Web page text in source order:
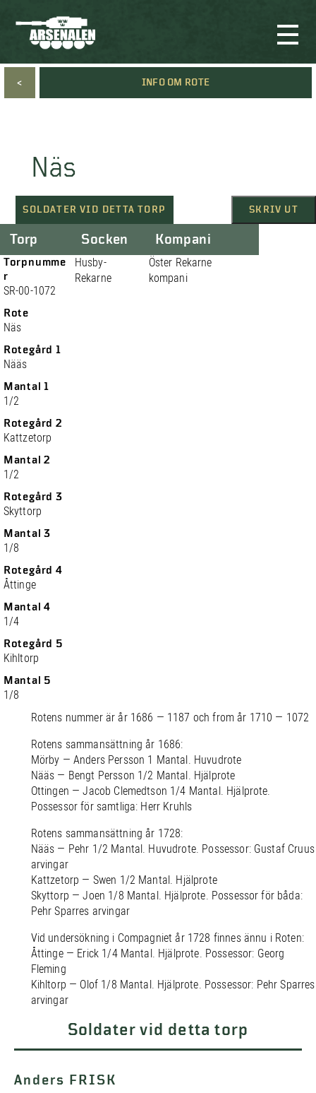
< INFO OM ROTE
Näs
SOLDATER VID DETTA TORP SKRIV UT
Torp
Torpnumme
r
SR-00-1072
Rote
Näs
Rotegård 1
Nääs
Mantal 1
1/2
Rotegård 2
Kattzetorp
Mantal 2
1/2
Rotegård 3
Skyttorp
Mantal 3
1/8
Rotegård 4
Åttinge
Mantal 4
1/4
Rotegård 5
Kihltorp
Mantal 5
1/8
Socken
Husby-
Rekarne
Kompani
Öster Rekarne
kompani
Rotens nummer är år 1686 — 1187 och from år 1710 — 1072
Rotens sammansättning år 1686:
Mörby — Anders Persson 1 Mantal. Huvudrote
Nääs — Bengt Persson 1/2 Mantal. Hjälprote
Ottingen — Jacob Clemedtson 1/4 Mantal. Hjälprote.
Possessor för samtliga: Herr Kruhls
Rotens sammansättning år 1728:
Nääs — Pehr 1/2 Mantal. Huvudrote. Possessor: Gustaf Cruus
arvingar
Kattzetorp — Swen 1/2 Mantal. Hjälprote
Skyttorp — Joen 1/8 Mantal. Hjälprote. Possessor för båda:
Pehr Sparres arvingar
Vid undersökning i Compagniet år 1728 finnes ännu i Roten:
Åttinge — Erick 1/4 Mantal. Hjälprote. Possessor: Georg
Fleming
Kihltorp — Olof 1/8 Mantal. Hjälprote. Possessor: Pehr Sparres
arvingar
Soldater vid detta torp
Anders FRISK